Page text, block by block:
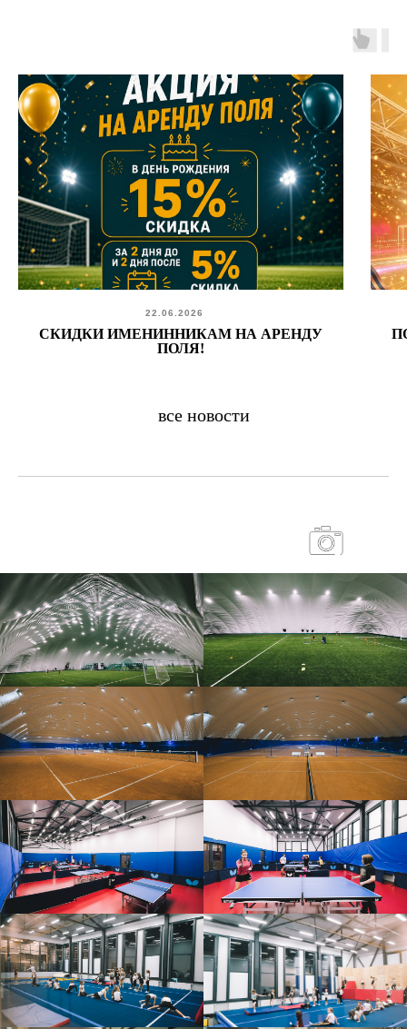
22.06.2026
CКИДКИ ИМЕНИННИКАМ НА АРЕНДУ
ПОЛЯ!
все новости